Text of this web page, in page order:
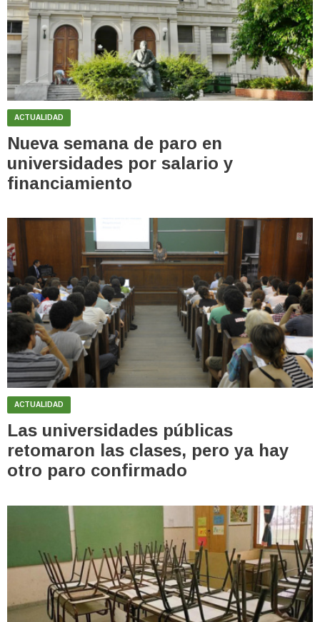
ACTUALIDAD
Nueva semana de paro en
universidades por salario y
financiamiento
ACTUALIDAD
Las universidades públicas
retomaron las clases, pero ya hay
otro paro confirmado